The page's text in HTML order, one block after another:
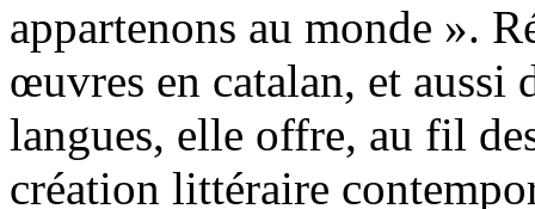
appartenons au monde ».
œuvres en catalan, et aussi
langues, elle offre, au fil
création littéraire